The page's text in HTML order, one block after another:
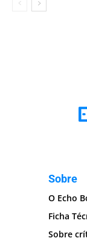
Sobre
O Echo
Ficha
Sobre